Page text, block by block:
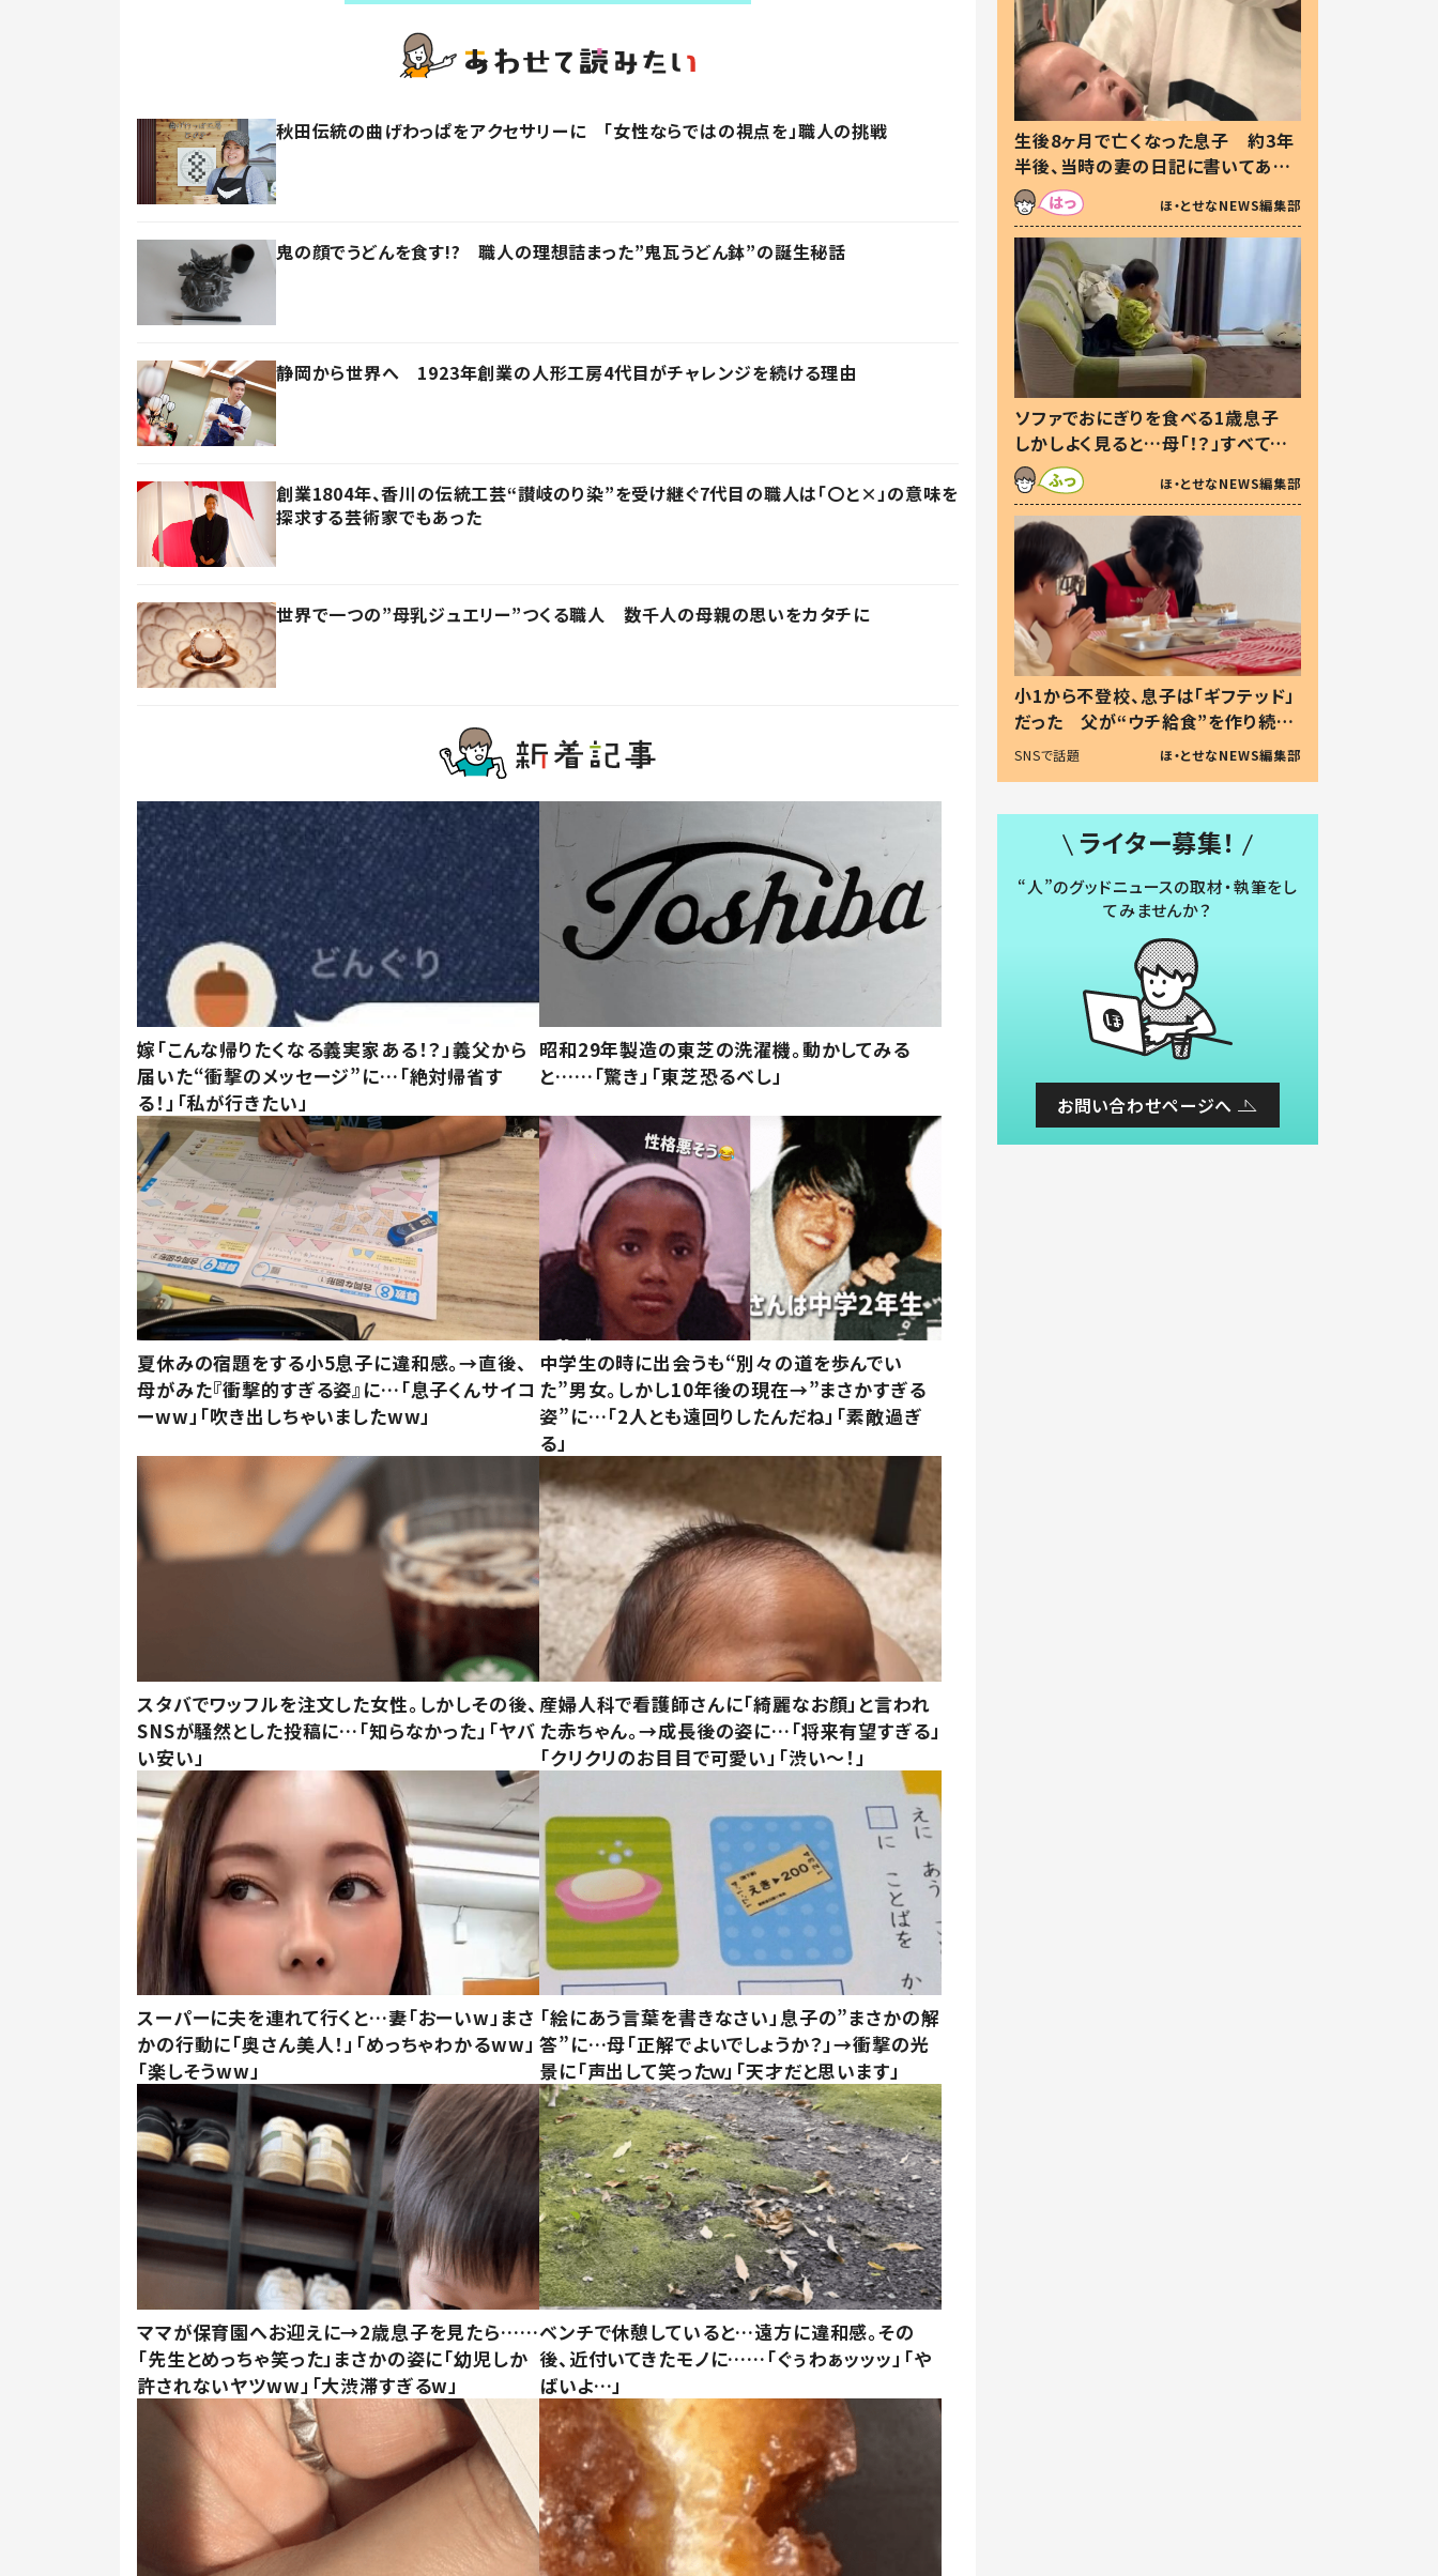
秋田伝統の曲げわっぱをアクセサリーに 「女性ならではの視点を」職人の挑戦
鬼の顔でうどんを食す!? 職人の理想詰まった”鬼瓦うどん鉢”の誕生秘話
静岡から世界へ 1923年創業の人形工房4代目がチャレンジを続ける理由
創業1804年、香川の伝統工芸“讃岐のり染”を受け継ぐ7代目の職人は「〇と×」の意味を
探求する芸術家でもあった
世界で一つの”母乳ジュエリー”つくる職人 数千人の母親の思いをカタチに
嫁「こんな帰りたくなる義実家ある！？」義父から
届いた“衝撃のメッセージ”に…「絶対帰省す
る！」「私が行きたい」
昭和29年製造の東芝の洗濯機。動かしてみる
と……「驚き」「東芝恐るべし」
夏休みの宿題をする小5息子に違和感。→直後、
母がみた『衝撃的すぎる姿』に…「息子くんサイコ
ーww」「吹き出しちゃいましたww」
中学生の時に出会うも“別々の道を歩んでい
た”男女。しかし10年後の現在→”まさかすぎる
姿”に…「2人とも遠回りしたんだね」「素敵過ぎ
る」
スタバでワッフルを注文した女性。しかしその後、
SNSが騒然とした投稿に…「知らなかった」「ヤバ
い安い」
産婦人科で看護師さんに「綺麗なお顔」と言われ
た赤ちゃん。→成長後の姿に…「将来有望すぎる」
「クリクリのお目目で可愛い」「渋い～！」
スーパーに夫を連れて行くと…妻「おーいw」まさ
かの行動に「奥さん美人！」「めっちゃわかるww」
「楽しそうww」
「絵にあう言葉を書きなさい」息子の”まさかの解
答”に…母「正解でよいでしょうか？」→衝撃の光
景に「声出して笑ったｗ」「天才だと思います」
ママが保育園へお迎えに→2歳息子を見たら……
「先生とめっちゃ笑った」まさかの姿に「幼児しか
許されないヤツww」「大渋滞すぎるw」
ベンチで休憩していると…遠方に違和感。その
後、近付いてきたモノに……「ぐぅわぁッッッ」「や
ばいよ…」
生後8ヶ月で亡くなった息子 約3年
半後、当時の妻の日記に書いてあっ
た本音とは
ほ・とせなNEWS編集部
ソファでおにぎりを食べる1歳息子
しかしよく見ると…母「！？」すべてを
察した母の投稿に「可愛いから許
す！」「現行犯〜」
ほ・とせなNEWS編集部
小1から不登校、息子は「ギフテッド」
だった 父が“ウチ給食”を作り続け
る理由とは #令和の親 #令和の子
SNSで話題 ほ・とせなNEWS編集部
ライター募集！
“人”のグッドニュースの取材・執筆をし
てみませんか？
お問い合わせページへ